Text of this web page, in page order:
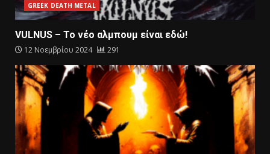
GREEK DEATH METAL
VULNUS – To νέο αλμπουμ είναι εδώ!
12 Νοεμβρίου 2024 291